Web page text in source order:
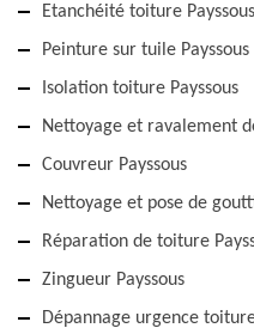
Etanchéité toiture Payssous
Peinture sur tuile Payssous
Isolation toiture Payssous
Nettoyage et ravalement
Couvreur Payssous
Nettoyage et pose de
Réparation de toiture
Zingueur Payssous
Dépannage urgence